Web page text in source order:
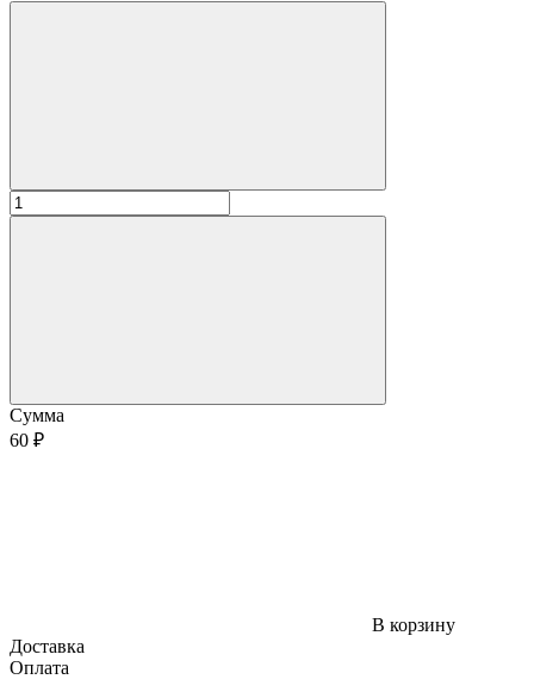
Сумма
60 ₽
В корзину
Доставка
Оплата